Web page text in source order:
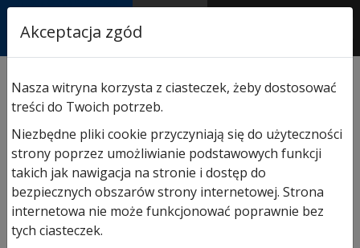
AUTORYZOWANY
PARTNER & SERWIS
wewnętrznych / Zamek wpuszczany do „Drzwi ZK Eco
lewy / prawy”
Akceptacja zgód
Nasza witryna korzysta z ciasteczek, żeby dostosować
treści do Twoich potrzeb.
Niezbędne pliki cookie przyczyniają się do użyteczności
strony poprzez umożliwianie podstawowych funkcji
takich jak nawigacja na stronie i dostęp do
bezpiecznych obszarów strony internetowej. Strona
internetowa nie może funkcjonować poprawnie bez
tych ciasteczek.